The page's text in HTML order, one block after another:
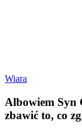
Wiara
Albowiem Syn
zbawić to, co